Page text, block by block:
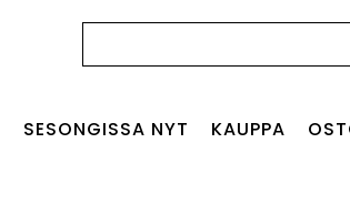
SESONGISSA NYT KAUPPA